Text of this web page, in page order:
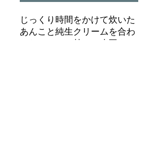
じっくり時間をかけて炊いた
あんこと純生クリームを合わ
せたやさしい甘さの小豆クリ